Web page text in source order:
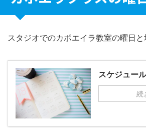
スタジオでのカポエイラ教室の曜日
スケジュール
続